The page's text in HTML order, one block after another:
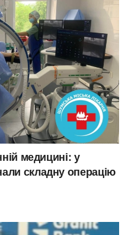
медицині: у
складну операцію